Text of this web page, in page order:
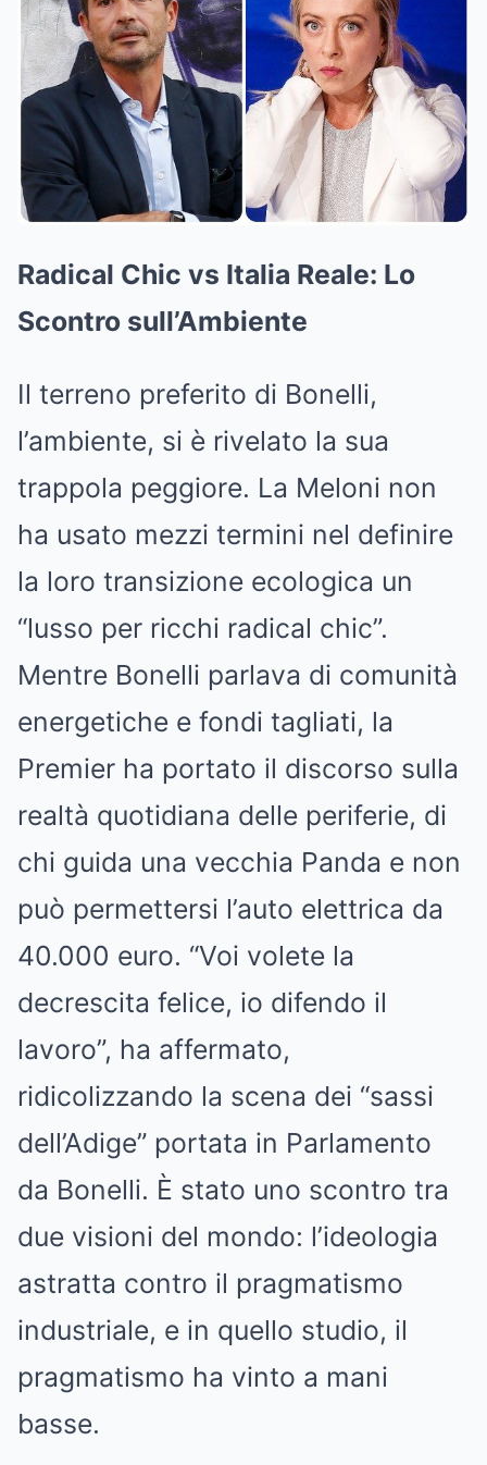
Radical Chic vs Italia Reale: Lo
Scontro sull’Ambiente
Il terreno preferito di Bonelli,
l’ambiente, si è rivelato la sua
trappola peggiore. La Meloni non
ha usato mezzi termini nel definire
la loro transizione ecologica un
“lusso per ricchi radical chic”.
Mentre Bonelli parlava di comunità
energetiche e fondi tagliati, la
Premier ha portato il discorso sulla
realtà quotidiana delle periferie, di
chi guida una vecchia Panda e non
può permettersi l’auto elettrica da
40.000 euro. “Voi volete la
decrescita felice, io difendo il
lavoro”, ha affermato,
ridicolizzando la scena dei “sassi
dell’Adige” portata in Parlamento
da Bonelli. È stato uno scontro tra
due visioni del mondo: l’ideologia
astratta contro il pragmatismo
industriale, e in quello studio, il
pragmatismo ha vinto a mani
basse.